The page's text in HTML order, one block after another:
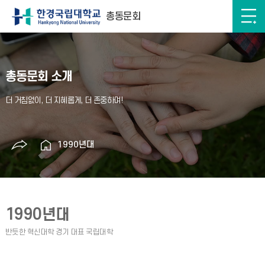
총동문회
총동문회 소개
1990년대
1990년대